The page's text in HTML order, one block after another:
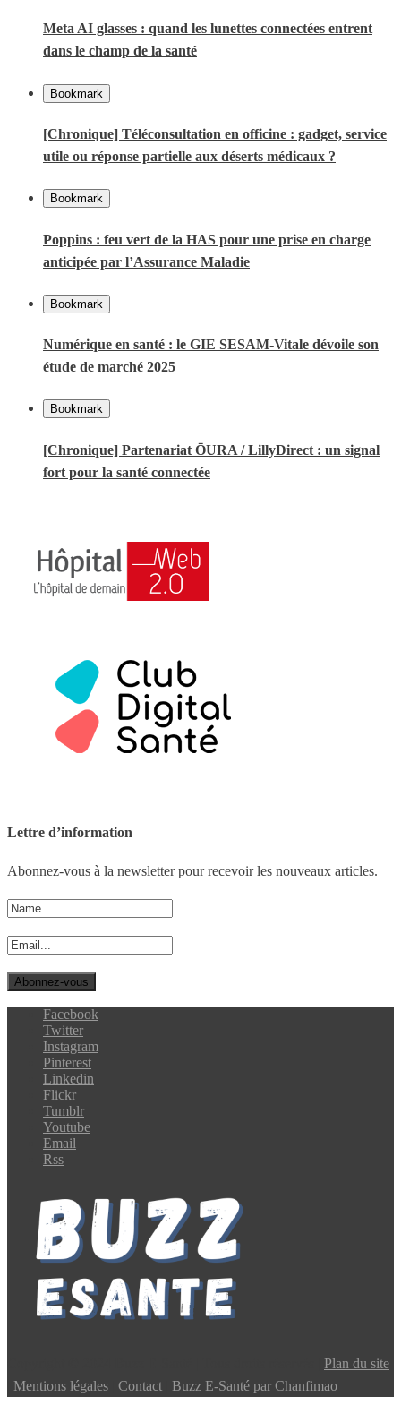
Meta AI glasses : quand les lunettes connectées entrent
dans le champ de la santé
Bookmark
[Chronique] Téléconsultation en officine : gadget, service
utile ou réponse partielle aux déserts médicaux ?
Bookmark
Poppins : feu vert de la HAS pour une prise en charge
anticipée par l’Assurance Maladie
Bookmark
Numérique en santé : le GIE SESAM-Vitale dévoile son
étude de marché 2025
Bookmark
[Chronique] Partenariat ŌURA / LillyDirect : un signal
fort pour la santé connectée
Lettre d’information
Abonnez-vous à la newsletter pour recevoir les nouveaux articles.
Facebook
Twitter
Instagram
Pinterest
Linkedin
Flickr
Tumblr
Youtube
Email
Rss
Plan du site
Mentions légales Contact Buzz E-Santé par Chanfimao